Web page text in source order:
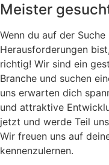
Meister
Wenn du auf der
Herausforderungen
richtig! Wir sind ein
Branche und suchen
uns erwarten dich
und attraktive
jetzt und werde Teil
Wir freuen uns auf
kennenzulernen.